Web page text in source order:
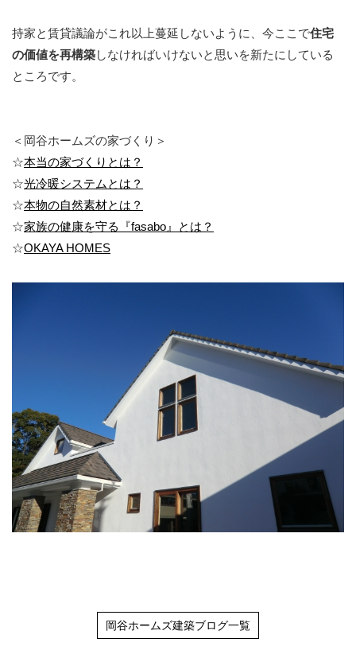
持家と賃貸議論がこれ以上蔓延しないように、今ここで住宅
の価値を再構築しなければいけないと思いを新たにしている
ところです。
＜岡谷ホームズの家づくり＞
☆本当の家づくりとは？
☆光冷暖システムとは？
☆本物の自然素材とは？
☆家族の健康を守る『fasabo』とは？
☆OKAYA HOMES
岡谷ホームズ建築ブログ一覧